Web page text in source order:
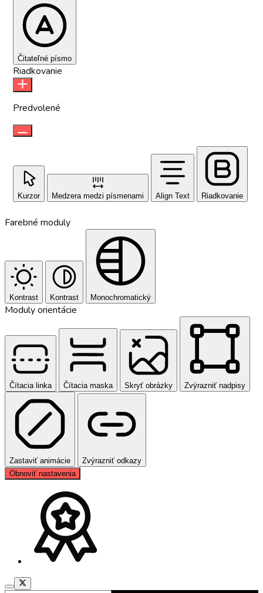
Čitateľné písmo
Riadkovanie
Predvolené
Kurzor Medzera medzi písmenami Align Text Riadkovanie
Farebné moduly
Kontrast Kontrast Monochromatický
Moduly orientácie
Čítacia linka Čítacia maska Skryť obrázky Zvýrazniť nadpisy
Zastaviť animácie
Zvýrazniť odkazy
Obnoviť nastavenia